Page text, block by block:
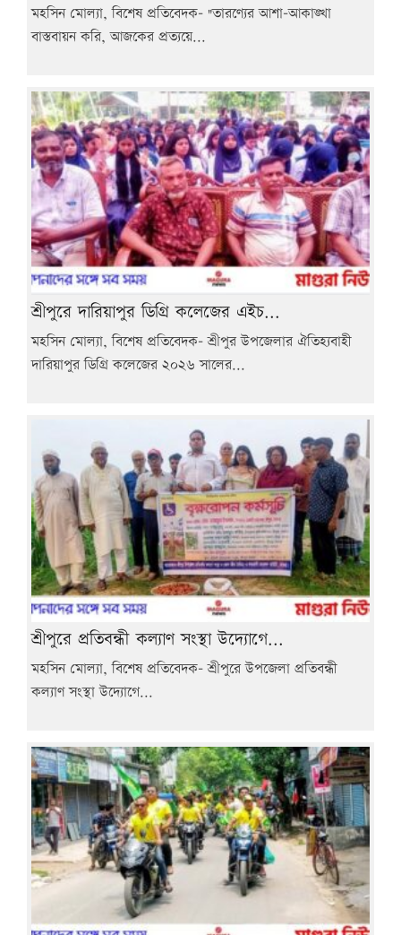
মহসিন মোল্যা, বিশেষ প্রতিবেদক- "তারণ্যের আশা-আকাঙ্খা
বাস্তবায়ন করি, আজকের প্রত্যয়ে...
শ্রীপুরে দারিয়াপুর ডিগ্রি কলেজের এইচ...
মহসিন মোল্যা, বিশেষ প্রতিবেদক- শ্রীপুর উপজেলার ঐতিহ্যবাহী
দারিয়াপুর ডিগ্রি কলেজের ২০২৬ সালের...
শ্রীপুরে প্রতিবন্ধী কল্যাণ সংস্থা উদ্যোগে...
মহসিন মোল্যা, বিশেষ প্রতিবেদক- শ্রীপুরে উপজেলা প্রতিবন্ধী
কল্যাণ সংস্থা উদ্যোগে...